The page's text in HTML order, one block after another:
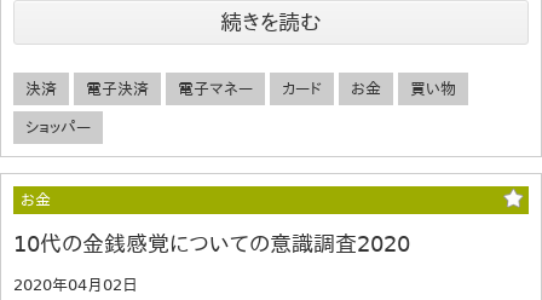
続きを読む
決済 電子決済 電子マネー カード お金 買い物
ショッパー
お金
10代の金銭感覚についての意識調査2020
2020年04月02日